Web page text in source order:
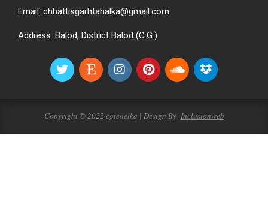
Email: chhattisgarhtahalka@gmail.com
Address: Balod, District Balod (C.G.)
Copyright © 2022 cgtehelka | Design By-Inclusionweb